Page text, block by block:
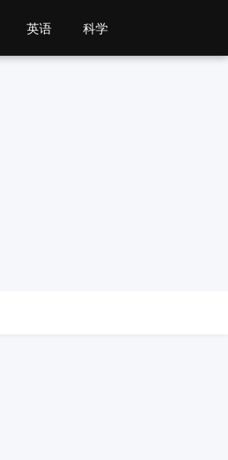
英语 科学